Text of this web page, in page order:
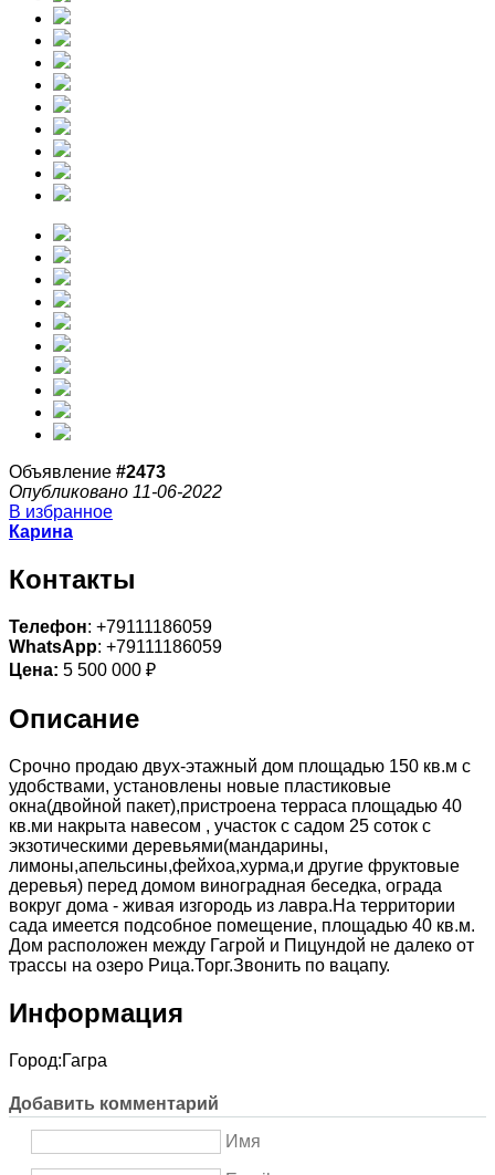
Объявление #2473
Опубликовано 11-06-2022
В избранное
Карина
Контакты
Телефон: +79111186059
WhatsApp: +79111186059
Цена: 5 500 000 ₽
Описание
Срочно продаю двух-этажный дом площадью 150 кв.м с
удобствами, установлены новые пластиковые
окна(двойной пакет),пристроена терраса площадью 40
кв.ми накрыта навесом , участок с садом 25 соток с
экзотическими деревьями(мандарины,
лимоны,апельсины,фейхоа,хурма,и другие фруктовые
деревья) перед домом виноградная беседка, ограда
вокруг дома - живая изгородь из лавра.На территории
сада имеется подсобное помещение, площадью 40 кв.м.
Дом расположен между Гагрой и Пицундой не далеко от
трассы на озеро Рица.Торг.Звонить по вацапу.
Информация
Город:Гагра
Добавить комментарий
Имя